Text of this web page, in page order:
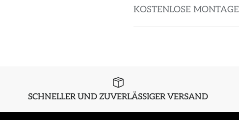
KOSTENLOSE MONTAGE
SCHNELLER UND ZUVERLÄSSIGER VERSAND